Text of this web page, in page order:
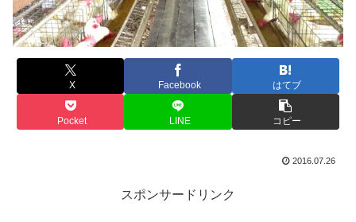
X Facebook はてブ
Pocket LINE コピー
2016.07.26
スポンサードリンク